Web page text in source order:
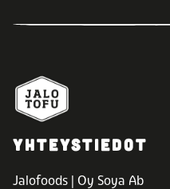
YHTEYSTIEDOT
Jalofoods | Oy Soya Ab